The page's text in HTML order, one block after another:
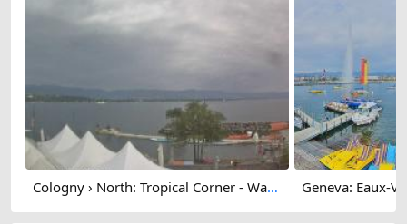
Cologny › North: Tropical Corner - Wake Up School Of Wakeboard - Foil - Surf